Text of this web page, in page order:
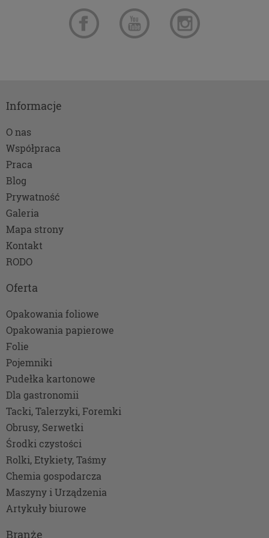
Informacje
O nas
Współpraca
Praca
Blog
Prywatność
Galeria
Mapa strony
Kontakt
RODO
Oferta
Opakowania foliowe
Opakowania papierowe
Folie
Pojemniki
Pudełka kartonowe
Dla gastronomii
Tacki, Talerzyki, Foremki
Obrusy, Serwetki
Środki czystości
Rolki, Etykiety, Taśmy
Chemia gospodarcza
Maszyny i Urządzenia
Artykuły biurowe
Branże
Podstawa i cel przetwarzania
Przetwarzanie danych osobowych wymaga
Niezbędność przetwarzania do zawarcia lub
to, w naszym przypadku, regulamin danej usługi.
Jeśli zatem zawieramy z Tobą umowę o realizację
możliwość zapoznania się z naszym serwisem w
możemy przetwarzać Twoje dane w zakresie
niezbędnym do realizacji tej umowy. Bez tej
możliwości nie bylibyśmy w stanie zapewnić Ci
usługi, a Ty nie mógłbyś z niej korzystać.
Niezbędność przetwarzania do celów
wynikających z prawnie uzasadnionych
lub przez stronę trzecią. Ta podstawa
ich przetwarzanie jest uzasadnione z uwagi na
nasze usprawiedliwione potrzeby, co obejmuje
między innymi konieczność zapewnienia
bezpieczeństwa usługi, dokonanie pomiarów
statystycznych, ulepszania naszych usług i
dopasowania ich do potrzeb i wygody
użytkowników (np. personalizowanie treści w
usługach) jak również prowadzenie marketingu i
promocji własnych usług administratora.
Twoja dobrowolna zgoda. Jest potrzebna głównie
w przypadku, gdy usługi marketingowe
dostarczają Ci podmioty trzecie oraz gdy to my
świadczymy takie usługi dla podmiotów trzecich.
Aby móc pokazać interesujące Cię reklamy (np.
produktu, którego możesz potrzebować)
reklamodawcy i ich przedstawiciele muszą mieć
możliwość przetwarzania Twoich danych.